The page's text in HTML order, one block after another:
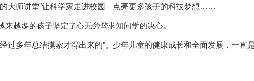
大师讲堂”让科学家走进校园，点亮更多孩子的科技梦想……
越多的孩子坚定了心无旁骛求知问学的决心。
过多年总结摸索才得出来的”。少年儿童的健康成长和全面发展，一直